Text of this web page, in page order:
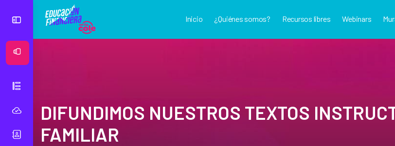
Inicio ¿Quiénes somos? Recursos libres Webinars
DIFUNDIMOS NUESTROS TEXTOS
FAMILIAR